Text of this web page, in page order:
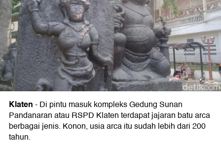
Klaten-Di pintu masuk kompleks Gedung Sunan
Pandanaran atau RSPD Klaten terdapat jajaran batu arca
berbagai jenis. Konon, usia arca itu sudah lebih dari 200
tahun.